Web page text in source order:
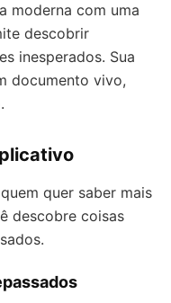
moderna com uma
descobrir
inesperados. Sua
documento vivo,
quer saber mais
descobre coisas